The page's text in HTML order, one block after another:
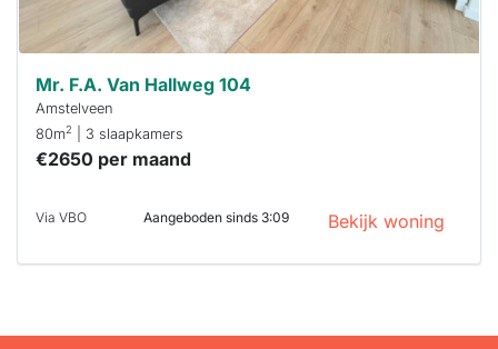
Mr. F.A. Van Hallweg 104
Amstelveen
80m2 | 3 slaapkamers
€2650 per maand
Via VBO Aangeboden sinds 3:09 Bekijk woning